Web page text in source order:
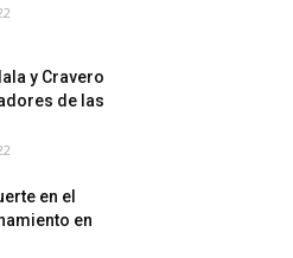
y Cravero
de las
en el
en